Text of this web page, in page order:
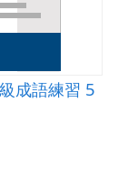
成語練習 5